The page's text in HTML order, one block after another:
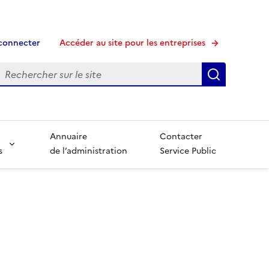
Accéder au site pour les entreprises
Recherche
Annuaire
de l’administration
Contacter
Service Public